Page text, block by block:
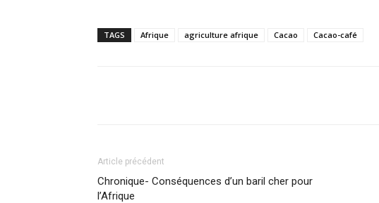
TAGS Afrique agriculture afrique Cacao Cacao-café
Article précédent
Chronique- Conséquences d’un baril cher pour
l’Afrique